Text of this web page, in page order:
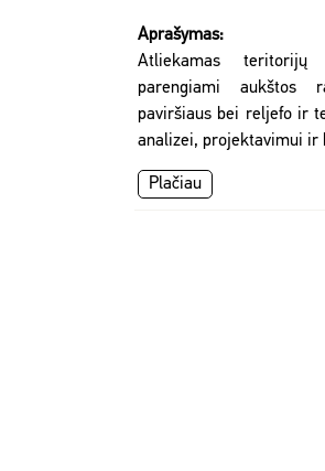
Aprašymas:
Atliekamas
parengiami aukštos
paviršiaus bei reljefo ir
analizei, projektavimui ir
Plačiau